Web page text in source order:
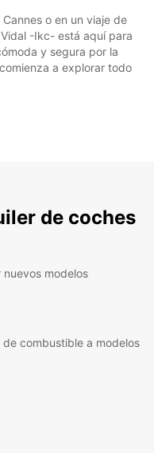
o en un viaje de
-Ikc- está aquí para
y segura por la
a explorar todo
de coches
modelos
combustible a modelos